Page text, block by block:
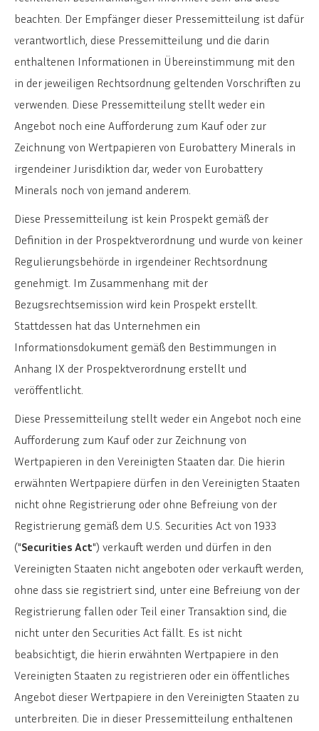
beachten. Der Empfänger dieser Pressemitteilung ist dafür
verantwortlich, diese Pressemitteilung und die darin
enthaltenen Informationen in Übereinstimmung mit den
in der jeweiligen Rechtsordnung geltenden Vorschriften zu
verwenden. Diese Pressemitteilung stellt weder ein
Angebot noch eine Aufforderung zum Kauf oder zur
Zeichnung von Wertpapieren von Eurobattery Minerals in
irgendeiner Jurisdiktion dar, weder von Eurobattery
Minerals noch von jemand anderem.
Diese Pressemitteilung ist kein Prospekt gemäß der
Definition in der Prospektverordnung und wurde von keiner
Regulierungsbehörde in irgendeiner Rechtsordnung
genehmigt. Im Zusammenhang mit der
Bezugsrechtsemission wird kein Prospekt erstellt.
Stattdessen hat das Unternehmen ein
Informationsdokument gemäß den Bestimmungen in
Anhang IX der Prospektverordnung erstellt und
veröffentlicht.
Diese Pressemitteilung stellt weder ein Angebot noch eine
Aufforderung zum Kauf oder zur Zeichnung von
Wertpapieren in den Vereinigten Staaten dar. Die hierin
erwähnten Wertpapiere dürfen in den Vereinigten Staaten
nicht ohne Registrierung oder ohne Befreiung von der
Registrierung gemäß dem U.S. Securities Act von 1933
("Securities Act") verkauft werden und dürfen in den
Vereinigten Staaten nicht angeboten oder verkauft werden,
ohne dass sie registriert sind, unter eine Befreiung von der
Registrierung fallen oder Teil einer Transaktion sind, die
nicht unter den Securities Act fällt. Es ist nicht
beabsichtigt, die hierin erwähnten Wertpapiere in den
Vereinigten Staaten zu registrieren oder ein öffentliches
Angebot dieser Wertpapiere in den Vereinigten Staaten zu
unterbreiten. Die in dieser Pressemitteilung enthaltenen